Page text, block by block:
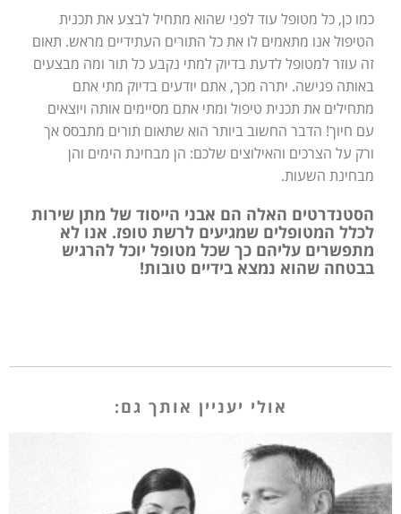
כמו כן, כל מטופל עוד לפני שהוא מתחיל לבצע את תכנית
הטיפול אנו מתאמים לו את כל התורים העתידיים מראש. תאום
זה עוזר למטופל לדעת בדיוק למתי נקבע כל תור ומה מבצעים
באותה פגישה. יתרה מכך, אתם יודעים בדיוק מתי אתם
מתחילים את תכנית טיפול ומתי אתם מסיימים אותה ויוצאים
עם חיוך! הדבר החשוב ביותר הוא שתאום תורים מתבסס אך
ורק על הצרכים והאילוצים שלכם: הן מבחינת הימים והן
מבחינת השעות.
הסטנדרטים האלה הם אבני הייסוד של מתן שירות
לכלל המטופלים שמגיעים לרשת טופז. אנו לא
מתפשרים עליהם כך שכל מטופל יוכל להרגיש
בבטחה שהוא נמצא בידיים טובות!
אולי יעניין אותך גם: